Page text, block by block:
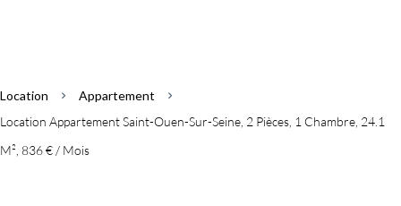
Location
Appartement
Location Appartement Saint-Ouen-Sur-Seine, 2 Pièces, 1 Chambre, 24.1
M², 836 € / Mois